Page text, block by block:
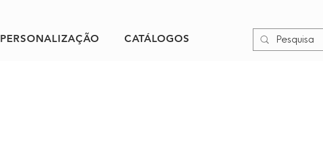
PERSONALIZAÇÃO CATÁLOGOS